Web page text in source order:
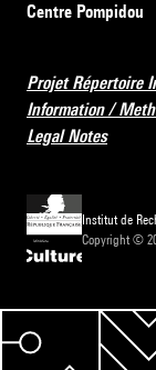
Centre Pompidou
Projet Répertoire
Information /
Legal Notes
Institut de
Copyright ©